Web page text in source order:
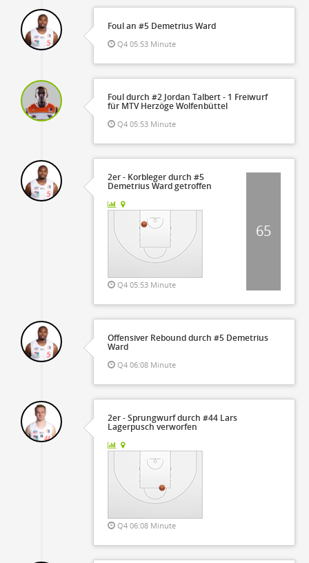
Foul an #5 Demetrius Ward
Q4 05:53 Minute
Foul durch #2 Jordan Talbert - 1 Freiwurf
für MTV Herzöge Wolfenbüttel
Q4 05:53 Minute
2er - Korbleger durch #5
Demetrius Ward getroffen
Q4 05:53 Minute
65
Offensiver Rebound durch #5 Demetrius
Ward
Q4 06:08 Minute
2er - Sprungwurf durch #44 Lars
Lagerpusch verworfen
Q4 06:08 Minute